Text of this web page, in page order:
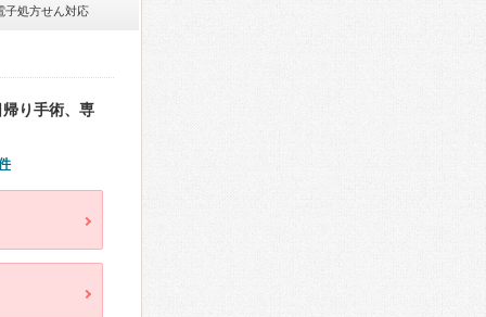
子処方せん対応
り手術、専